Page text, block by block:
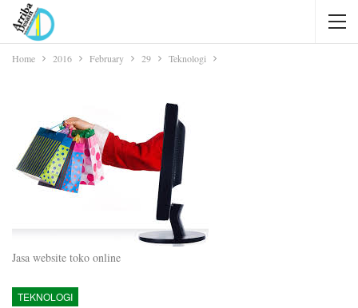
Home 2016 February 29 Teknologi
Jasa website toko online
TEKNOLOGI